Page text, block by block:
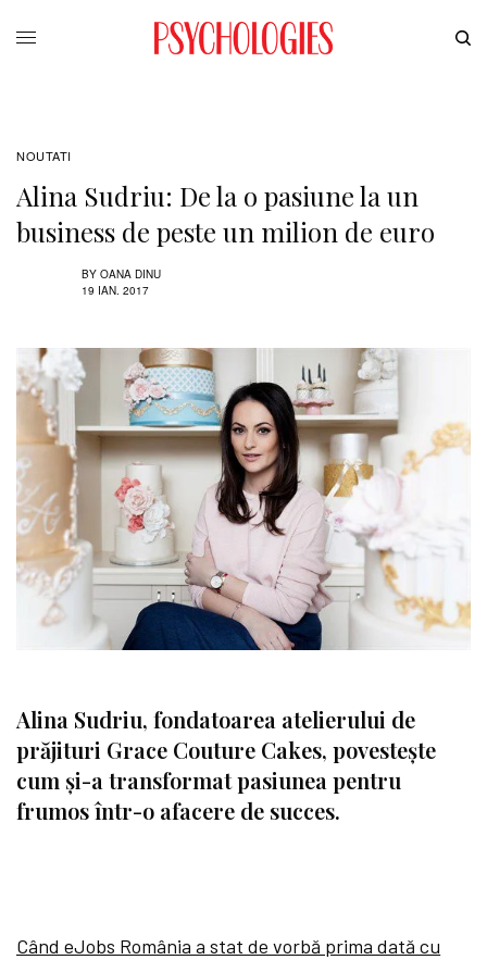
NOUTATI
Alina Sudriu: De la o pasiune la un
business de peste un milion de euro
BY OANA DINU
19 IAN. 2017
Alina Sudriu, fondatoarea atelierului de
prăjituri Grace Couture Cakes, povestește
cum și-a transformat pasiunea pentru
frumos într-o afacere de succes.
Când eJobs România a stat de vorbă prima dată cu